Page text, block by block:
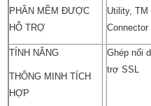
PHẦN MỀM ĐƯỢC
HỖ TRỢ
Utility,
Connector
TÍNH NĂNG
THÔNG MINH TÍCH
HỢP
Ghép nối
trợ SSL